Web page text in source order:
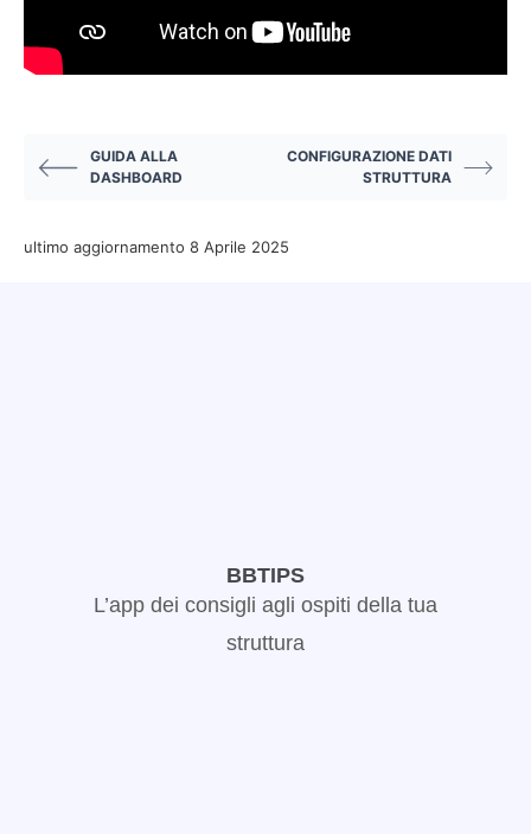
GUIDA ALLA
DASHBOARD
CONFIGURAZIONE DATI
STRUTTURA
ultimo aggiornamento 8 Aprile 2025
BBTIPS
L’app dei consigli agli ospiti della tua
struttura